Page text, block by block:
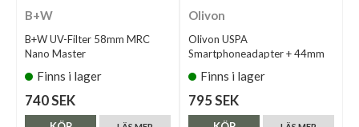
B+W
B+W UV-Filter 58mm MRC
Nano Master
Finns i lager
740 SEK
Olivon
Olivon USPA
Smartphoneadapter + 44mm
Finns i lager
795 SEK